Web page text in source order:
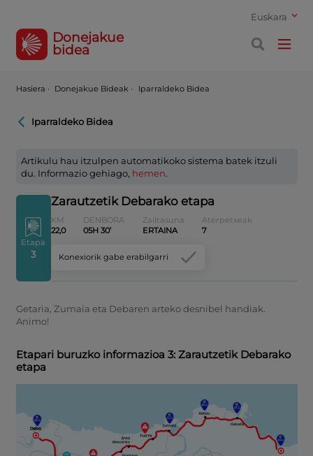
Euskara
Donejakue
bidea
Hasiera · Donejakue Bideak · Iparraldeko Bidea
Iparraldeko Bidea
Artikulu hau itzulpen automatikoko sistema batek itzuli
du. Informazio gehiago, hemen.
Etapa
3
Zarautzetik Debarako etapa
KM
22,0
DENBORA
05H 30’
Zailtasuna
ERTAINA
Aterpetxeak
7
Konexiorik gabe erabilgarri
Getaria, Zumaia eta Debaren arteko desnibel handiak.
Animo!
Etapari buruzko informazioa 3: Zarautzetik Debarako
etapa